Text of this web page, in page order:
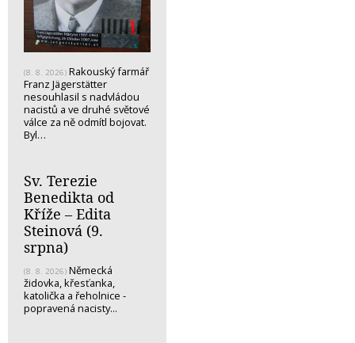
(8. 8. 2026) Rakouský farmář
Franz Jägerstätter
nesouhlasil s nadvládou
nacistů a ve druhé světové
válce za ně odmítl bojovat.
Byl…
Sv. Terezie
Benedikta od
Kříže – Edita
Steinová (9.
srpna)
(8. 8. 2026) Německá
židovka, křesťanka,
katolička a řeholnice -
popravená nacisty...